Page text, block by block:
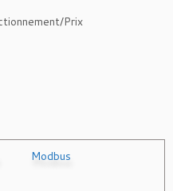
Prix
Modbus